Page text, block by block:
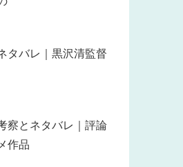
タバレ｜黒沢清監督
察とネタバレ｜評論
作品